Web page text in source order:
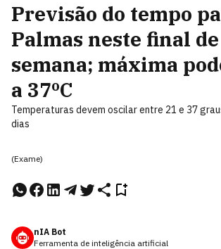
Previsão do tempo
Palmas neste final de
semana; máxima
a 37ºC
Temperaturas devem oscilar entre 21 e 37
dias
(Exame)
nIA Bot
Ferramenta de inteligência artificial